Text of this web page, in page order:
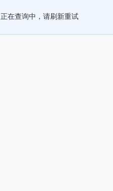
正在查询中，请刷新重试